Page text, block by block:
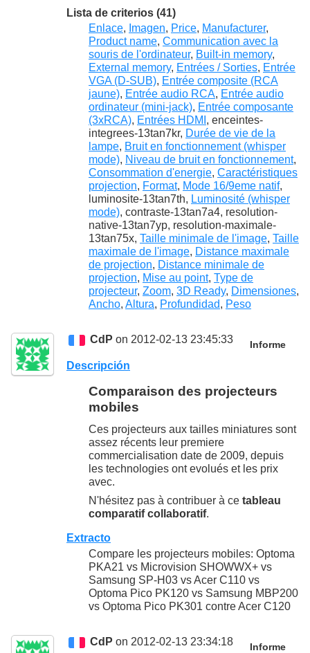
Lista de criterios (41)
Enlace, Imagen, Price, Manufacturer,
Product name, Communication avec la
souris de l'ordinateur, Built-in memory,
External memory, Entrées / Sorties, Entrée
VGA (D-SUB), Entrée composite (RCA
jaune), Entrée audio RCA, Entrée audio
ordinateur (mini-jack), Entrée composante
(3xRCA), Entrées HDMI , enceintes-
integrees-13tan7kr, Durée de vie de la
lampe, Bruit en fonctionnement (whisper
mode), Niveau de bruit en fonctionnement,
Consommation d'energie, Caractéristiques
projection, Format, Mode 16/9eme natif,
luminosite-13tan7th, Luminosité (whisper
mode), contraste-13tan7a4, resolution-
native-13tan7yp, resolution-maximale-
13tan75x, Taille minimale de l'image, Taille
maximale de l'image, Distance maximale
de projection, Distance minimale de
projection, Mise au point, Type de
projecteur, Zoom, 3D Ready, Dimensiones,
Ancho, Altura, Profundidad, Peso
CdP on 2012-02-13 23:45:33 Informe
Descripción
Comparaison des projecteurs
mobiles
Ces projecteurs aux tailles miniatures sont
assez récents leur premiere
commercialisation date de 2009, depuis
les technologies ont evolués et les prix
avec.
N'hésitez pas à contribuer à ce tableau
comparatif collaboratif.
Extracto
Compare les projecteurs mobiles: Optoma
PKA21 vs Microvision SHOWWX+ vs
Samsung SP-H03 vs Acer C110 vs
Optoma Pico PK120 vs Samsung MBP200
vs Optoma Pico PK301 contre Acer C120
CdP on 2012-02-13 23:34:18 Informe